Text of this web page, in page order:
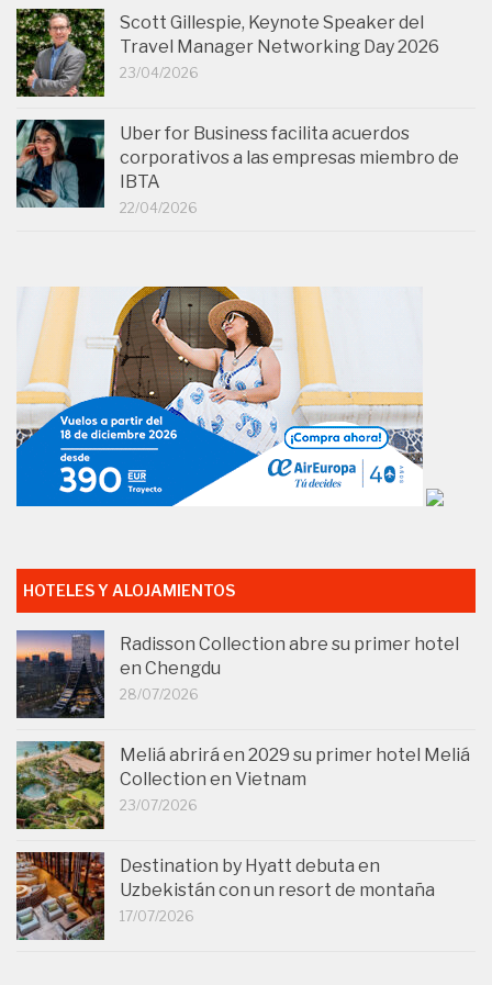
Scott Gillespie, Keynote Speaker del
Travel Manager Networking Day 2026
23/04/2026
Uber for Business facilita acuerdos
corporativos a las empresas miembro de
IBTA
22/04/2026
HOTELES Y ALOJAMIENTOS
Radisson Collection abre su primer hotel
en Chengdu
28/07/2026
Meliá abrirá en 2029 su primer hotel Meliá
Collection en Vietnam
23/07/2026
Destination by Hyatt debuta en
Uzbekistán con un resort de montaña
17/07/2026